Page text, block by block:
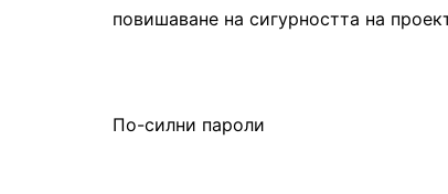
повишаване на сигурността на
По-силни пароли